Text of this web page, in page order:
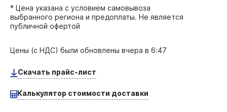
* Цена указана с условием самовывоза
выбранного региона и предоплаты. Не является
публичной офертой
Цены (с НДС) были обновлены вчера в 6:47
Скачать прайс-лист
Калькулятор стоимости доставки